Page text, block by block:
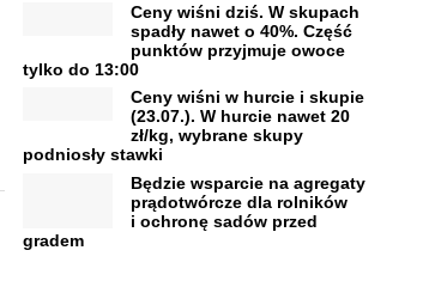
Ceny wiśni dziś. W skupach
spadły nawet o 40%. Część
punktów przyjmuje owoce
tylko do 13:00
Ceny wiśni w hurcie i skupie
(23.07.). W hurcie nawet 20
zł/kg, wybrane skupy
podniosły stawki
Będzie wsparcie na agregaty
prądotwórcze dla rolników
i ochronę sadów przed
gradem